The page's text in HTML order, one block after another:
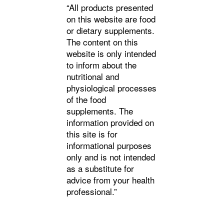
“All products presented
on this website are food
or dietary supplements.
The content on this
website is only intended
to inform about the
nutritional and
physiological processes
of the food
supplements. The
information provided on
this site is for
informational purposes
only and is not intended
as a substitute for
advice from your health
professional.”